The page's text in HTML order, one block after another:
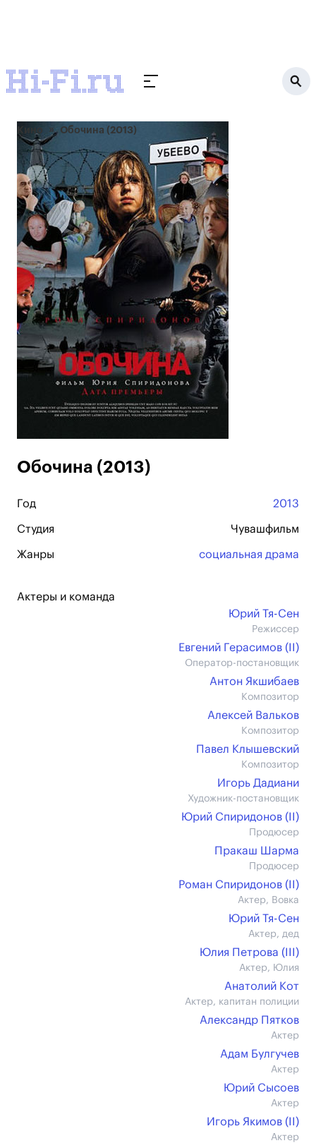
Кино Обочина (2013)
Обочина (2013)
Год 2013
Студия Чувашфильм
Жанры социальная драма
Актеры и команда
Юрий Тя-Сен
Режиссер
Евгений Герасимов (II)
Оператор-постановщик
Антон Якшибаев
Композитор
Алексей Вальков
Композитор
Павел Клышевский
Композитор
Игорь Дадиани
Художник-постановщик
Юрий Спиридонов (II)
Продюсер
Пракаш Шарма
Продюсер
Роман Спиридонов (II)
Актер, Вовка
Юрий Тя-Сен
Актер, дед
Юлия Петрова (III)
Актер, Юлия
Анатолий Кот
Актер, капитан полиции
Александр Пятков
Актер
Адам Булгучев
Актер
Юрий Сысоев
Актер
Игорь Якимов (II)
Актер